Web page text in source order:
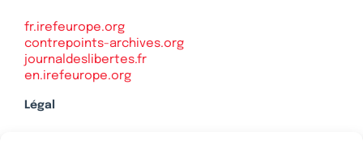
fr.irefeurope.org
contrepoints-archives.org
journaldeslibertes.fr
en.irefeurope.org
Légal